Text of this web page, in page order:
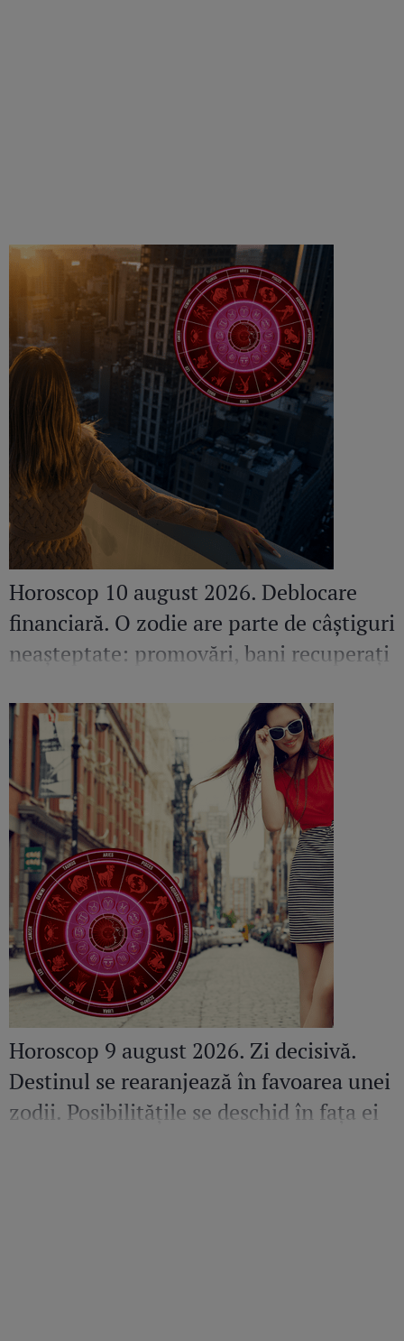
Horoscop 10 august 2026. Deblocare
financiară. O zodie are parte de câștiguri
neașteptate: promovări, bani recuperați
Horoscop 9 august 2026. Zi decisivă.
Destinul se rearanjează în favoarea unei
zodii. Posibilitățile se deschid în fața ei